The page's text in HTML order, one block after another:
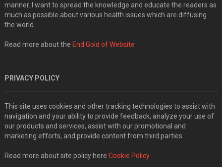
manner. I want to spread the knowledge and educate the readers as
much as possible about various health issues which are diffusing
the world.
Read more about the End Gold of Website
PRIVACY POLICY
This site uses cookies and other tracking technologies to assist with
navigation and your ability to provide feedback, analyze your use of
our products and services, assist with our promotional and
marketing efforts, and provide content from third parties.
Read more about site policy here Cookie Policy